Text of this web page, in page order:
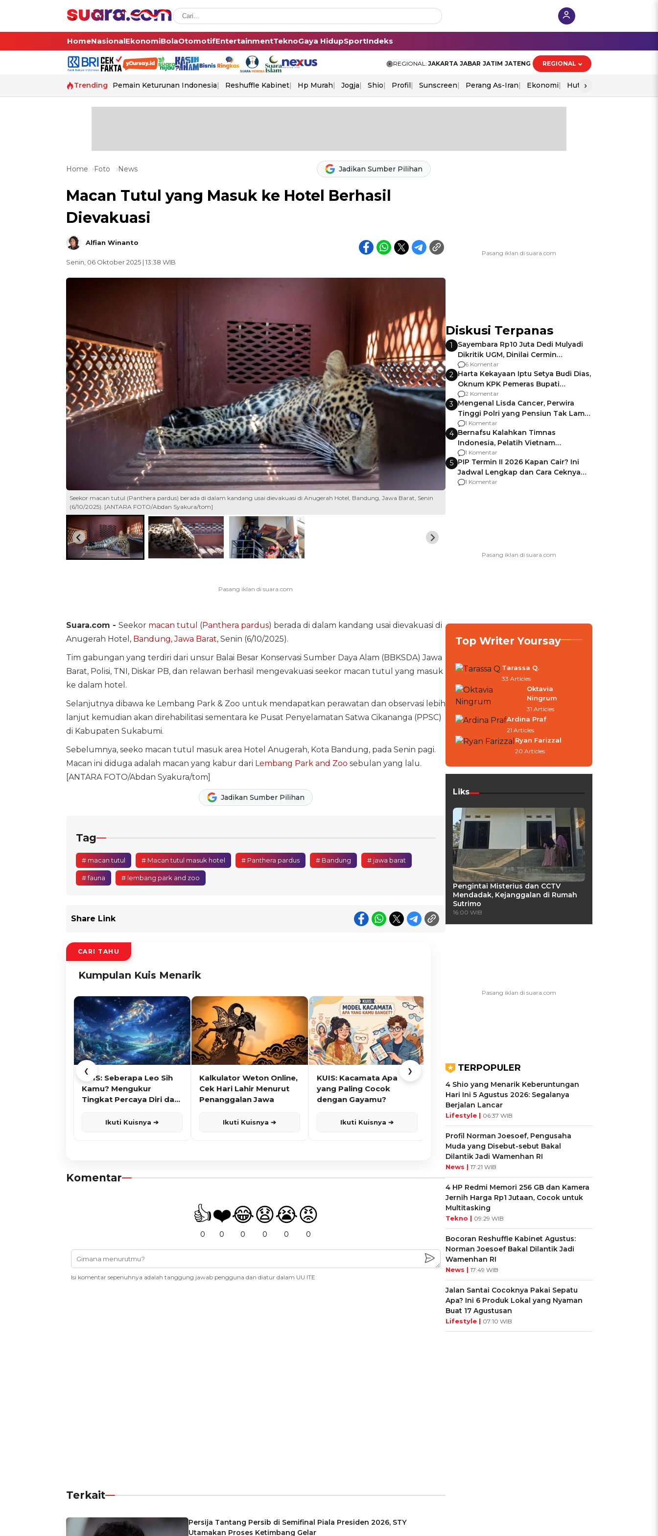
HomeNasionalEkonomiBolaOtomotifEntertainmentTeknoGaya HidupSportIndeks
REGIONAL: JAKARTA JABAR JATIM JATENG REGIONAL
Trending Pemain Keturunan Indonesia Reshuffle Kabinet Hp Murah Jogja Shio Profil Sunscreen Perang As-Iran Ekonomi Hut Ri
›
Home Foto News Jadikan Sumber Pilihan
Macan Tutul yang Masuk ke Hotel Berhasil
Dievakuasi
Alfian Winanto
Senin, 06 Oktober 2025 | 13:38 WIB
Seekor macan tutul (Panthera pardus) berada di dalam kandang usai dievakuasi di Anugerah Hotel, Bandung, Jawa Barat, Senin
(6/10/2025). [ANTARA FOTO/Abdan Syakura/tom]
Suara.com - Seekor macan tutul (Panthera pardus) berada di dalam kandang usai dievakuasi di
Anugerah Hotel, Bandung,Jawa Barat, Senin (6/10/2025).
Tim gabungan yang terdiri dari unsur Balai Besar Konservasi Sumber Daya Alam (BBKSDA) Jawa
Barat, Polisi, TNI, Diskar PB, dan relawan berhasil mengevakuasi seekor macan tutul yang masuk
ke dalam hotel.
Selanjutnya dibawa ke Lembang Park & Zoo untuk mendapatkan perawatan dan observasi lebih
lanjut kemudian akan direhabilitasi sementara ke Pusat Penyelamatan Satwa Cikananga (PPSC)
di Kabupaten Sukabumi.
Sebelumnya, seeko macan tutul masuk area Hotel Anugerah, Kota Bandung, pada Senin pagi.
Macan ini diduga adalah macan yang kabur dari Lembang Park and Zoo sebulan yang lalu.
[ANTARA FOTO/Abdan Syakura/tom]
Jadikan Sumber Pilihan
Tag
# macan tutul # Macan tutul masuk hotel # Panthera pardus # Bandung # jawa barat
# fauna # lembang park and zoo
Share Link
CARI TAHU
Kumpulan Kuis Menarik
❮
KUIS: Seberapa Leo Sih
Kamu? Mengukur
Tingkat Percaya Diri dan
Ikuti Kuisnya ➔
Kalkulator Weton Online,
Cek Hari Lahir Menurut
Penanggalan Jawa
Ikuti Kuisnya ➔
KUIS: Kacamata Apa
yang Paling Cocok
dengan Gayamu?
Ikuti Kuisnya ➔
Cocok dengan
Kepribadianmu?
Kamu dengan Si Zodiak
Cancer?
❯
Komentar
👍
0
❤️
0
😂
0
😧
0
😭
0
😡
0
Isi komentar sepenuhnya adalah tanggung jawab pengguna dan diatur dalam UU ITE
Terkait
Persija Tantang Persib di Semifinal Piala Presiden 2026, STY
Utamakan Proses Ketimbang Gelar
Diskusi Terpanas
1
Sayembara Rp10 Juta Dedi Mulyadi
Dikritik UGM, Dinilai Cermin
Gagalnya Negara Jamin Keamanan
6 Komentar
2 Harta Kekayaan Iptu Setya Budi Dias,
Oknum KPK Pemeras Bupati
Pemalang
2 Komentar
3 Mengenal Lisda Cancer, Perwira
Tinggi Polri yang Pensiun Tak Lama
Usai Jadi Brigjen
1 Komentar
4 Bernafsu Kalahkan Timnas
Indonesia, Pelatih Vietnam
Berencana Pakai Jimat di Pakansari
1 Komentar
5 PIP Termin II 2026 Kapan Cair? Ini
Jadwal Lengkap dan Cara Ceknya
agar Dana Tidak Hangus!
1 Komentar
Top Writer Yoursay
Tarassa Q.
33 Articles
Oktavia
Ningrum
31 Articles
Ardina Praf
21 Articles
Ryan Farizzal
20 Articles
Liks
Pengintai Misterius dan CCTV
Mendadak, Kejanggalan di Rumah
Sutrimo
16:00 WIB
TERPOPULER
4 Shio yang Menarik Keberuntungan
Hari Ini 5 Agustus 2026: Segalanya
Berjalan Lancar
Lifestyle | 06:37 WIB
Profil Norman Joesoef, Pengusaha
Muda yang Disebut-sebut Bakal
Dilantik Jadi Wamenhan RI
News | 17:21 WIB
4 HP Redmi Memori 256 GB dan Kamera
Jernih Harga Rp1 Jutaan, Cocok untuk
Multitasking
Tekno | 09:29 WIB
Bocoran Reshuffle Kabinet Agustus:
Norman Joesoef Bakal Dilantik Jadi
Wamenhan RI
News | 17:49 WIB
Jalan Santai Cocoknya Pakai Sepatu
Apa? Ini 6 Produk Lokal yang Nyaman
Buat 17 Agustusan
Lifestyle | 07:10 WIB